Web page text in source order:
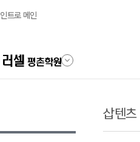
인트로 메인
삽텐츠